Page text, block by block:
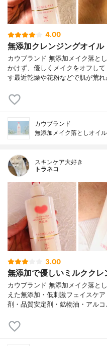
4.00
無添加クレンジングオイル
カウブランド 無添加メイク落と
かけず、優しくメイクをオフし
す最近乾燥や花粉などで肌が荒
カウブランド
無添加メイク落としオイル
スキンケア大好き
トラネコ
3.00
無添加で優しいミルククレ
カウブランド 無添加メイク落と
えた無添加・低刺激フェイスケ
剤・品質安定剤・鉱物油・アル